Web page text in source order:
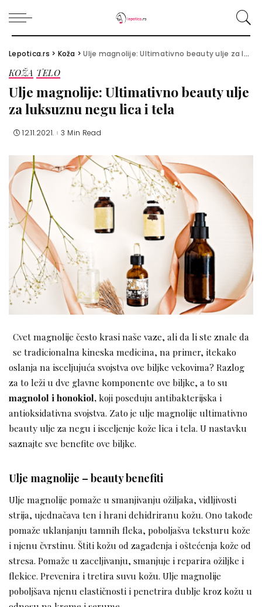
Lepotica.rs > Koža >Ulje magnolije: Ultimativno beauty ulje za luksuznu negu lica i tela
KOŽA TELO
Ulje magnolije: Ultimativno beauty ulje
za luksuznu negu lica i tela
12.11.2021. 3 Min Read
Cvet magnolije često krasi naše vaze, ali da li ste znale da
se tradicionalna kineska medicina, na primer, itekako
oslanja na isceljujuća svojstva ove biljke vekovima? Razlog
za to leži u dve glavne komponente ove biljke, a to su
magnolol i honokiol,koji poseduju antibakterijska i
antioksidativna svojstva. Zato je ulje magnolije ultimativno
beauty ulje za negu i isceljenje kože lica i tela. U nastavku
saznajte sve benefite ove biljke.
Ulje magnolije – beauty benefiti
Ulje magnolije pomaže u smanjivanju ožiljaka, vidljivosti
strija, ujednačava ten i hrani dehidriranu kožu. Ono takođe
pomaže uklanjanju tamnih fleka, poboljašva teksturu kože
i njenu čvrstinu. Štiti kožu od zagađenja i oštećenja kože od
stresa. Pomaže u zaceljivanju, smanjuje i reparira ožiljke i
flekice. Prevenira i tretira suvu kožu. Ulje magnolije
poboljšava njenu elastičnosti i penetrira dublje kroz kožu u